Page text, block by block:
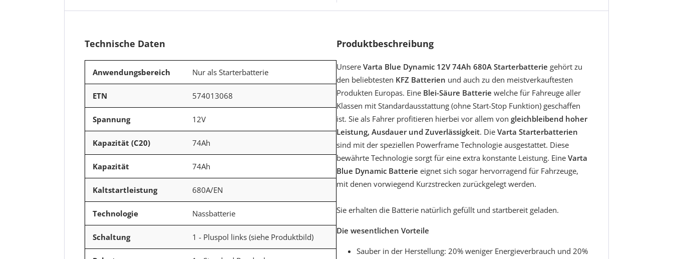
Technische Daten
Anwendungsbereich Nur als Starterbatterie
ETN 574013068
Spannung 12V
Kapazität (C20) 74Ah
Kapazität 74Ah
Kaltstartleistung 680A/EN
Technologie Nassbatterie
Schaltung 1 - Pluspol links (siehe Produktbild)
Produktbeschreibung
Unsere Varta Blue Dynamic 12V 74Ah 680A Starterbatterie gehört zu
den beliebtesten KFZ Batterien und auch zu den meistverkauftesten
Produkten Europas. Eine Blei-Säure Batterie welche für Fahreuge aller
Klassen mit Standardausstattung (ohne Start-Stop Funktion) geschaffen
ist. Sie als Fahrer profitieren hierbei vor allem von gleichbleibend hoher
Leistung, Ausdauer und Zuverlässigkeit. Die Varta Starterbatterien
sind mit der speziellen Powerframe Technologie ausgestattet. Diese
bewährte Technologie sorgt für eine extra konstante Leistung. Eine Varta
Blue Dynamic Batterie eignet sich sogar hervorragend für Fahrzeuge,
mit denen vorwiegend Kurzstrecken zurückgelegt werden.
Sie erhalten die Batterie natürlich gefüllt und startbereit geladen.
Die wesentlichen Vorteile
Sauber in der Herstellung: 20% weniger Energieverbrauch und 20%